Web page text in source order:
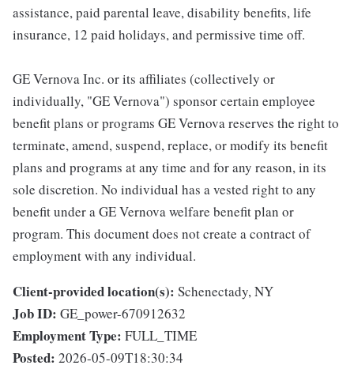
assistance, paid parental leave, disability benefits, life
insurance, 12 paid holidays, and permissive time off.
GE Vernova Inc. or its affiliates (collectively or
individually, "GE Vernova") sponsor certain employee
benefit plans or programs GE Vernova reserves the right to
terminate, amend, suspend, replace, or modify its benefit
plans and programs at any time and for any reason, in its
sole discretion. No individual has a vested right to any
benefit under a GE Vernova welfare benefit plan or
program. This document does not create a contract of
employment with any individual.
Client-provided location(s): Schenectady, NY
Job ID: GE_power-670912632
Employment Type: FULL_TIME
Posted: 2026-05-09T18:30:34